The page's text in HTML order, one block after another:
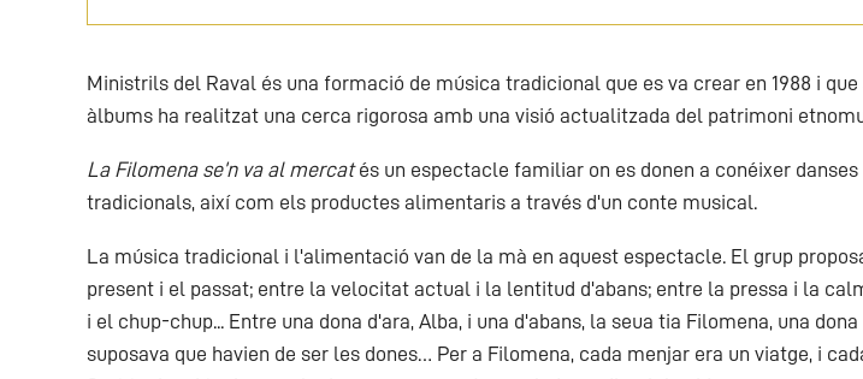
Ministrils del Raval és una formació de música tradicional que es va crear en 1988 i
àlbums ha realitzat una cerca rigorosa amb una visió actualitzada del patrimoni
La Filomena se’n va al mercatés un espectacle familiar on es donen a conéixer danses
tradicionals, així com els productes alimentaris a través d'un conte musical.
La música tradicional i l'alimentació van de la mà en aquest espectacle. El grup
present i el passat; entre la velocitat actual i la lentitud d'abans; entre la pressa i la
i el chup-chup... Entre una dona d'ara, Alba, i una d'abans, la seua tia Filomena, una
suposava que havien de ser les dones… Per a Filomena, cada menjar era un viatge, i